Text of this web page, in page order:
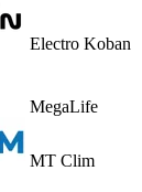
Electro Koban
MegaLife
MT Clim